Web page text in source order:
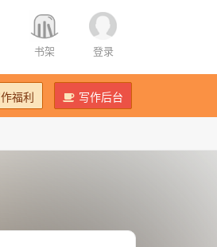
书架 登录
福利 写作后台